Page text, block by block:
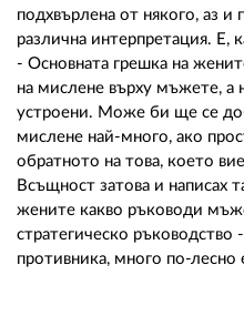
подхвърлена от някого, аз
различна интерпретация.
- Основната грешка на
на мислене върху мъжете, а
устроени. Може би ще се
мислене най-много, ако
обратното на това, което
Всъщност затова и написах
жените какво ръководи
стратегическо ръководство
противника, много по-лесно